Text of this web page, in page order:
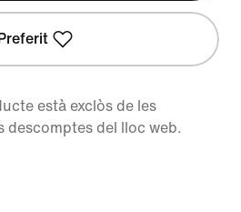
Preferit
està exclòs de les
descomptes del lloc web.